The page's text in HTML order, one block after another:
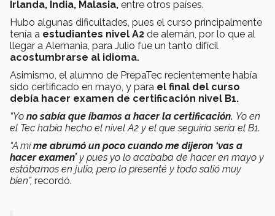
Irlanda, India, Malasia, entre otros países.
Hubo algunas dificultades, pues el curso principalmente
tenía a estudiantes nivel A2 de alemán, por lo que al
llegar a Alemania, para Julio fue un tanto difícil
acostumbrarse al idioma.
Asimismo, el alumno de PrepaTec recientemente había
sido certificado en mayo, y para el final del curso
debía hacer examen de certificación nivel B1.
“Yo no sabía que íbamos a hacer la certificación. Yo en
el Tec había hecho el nivel A2 y el que seguiría sería el B1.
“A míme abrumó un poco cuando me dijeron ‘vas a
hacer examen’ y pues yo lo acababa de hacer en mayo y
estábamos en julio, pero lo presenté y todo salió muy
bien”, recordó.